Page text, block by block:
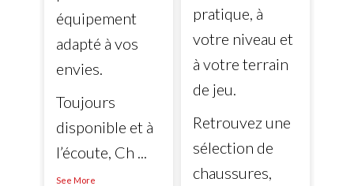
équipement
adapté à vos
envies.
Toujours
disponible et à
l’écoute, Ch
See More
pratique, à
votre niveau et
à votre terrain
de jeu.
Retrouvez une
sélection de
chaussures,